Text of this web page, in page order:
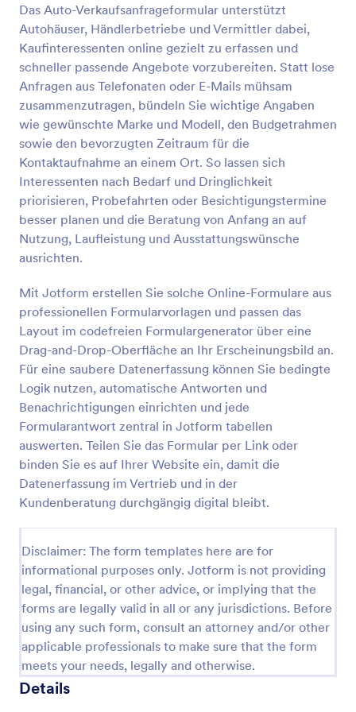
Das Auto-Verkaufsanfrageformular unterstützt
Autohäuser, Händlerbetriebe und Vermittler dabei,
Kaufinteressenten online gezielt zu erfassen und
schneller passende Angebote vorzubereiten. Statt lose
Anfragen aus Telefonaten oder E-Mails mühsam
zusammenzutragen, bündeln Sie wichtige Angaben
wie gewünschte Marke und Modell, den Budgetrahmen
sowie den bevorzugten Zeitraum für die
Kontaktaufnahme an einem Ort. So lassen sich
Interessenten nach Bedarf und Dringlichkeit
priorisieren, Probefahrten oder Besichtigungstermine
besser planen und die Beratung von Anfang an auf
Nutzung, Laufleistung und Ausstattungswünsche
ausrichten.
Mit Jotform erstellen Sie solche Online-Formulare aus
professionellen Formularvorlagen und passen das
Layout im codefreien Formulargenerator über eine
Drag-and-Drop-Oberfläche an Ihr Erscheinungsbild an.
Für eine saubere Datenerfassung können Sie bedingte
Logik nutzen, automatische Antworten und
Benachrichtigungen einrichten und jede
Formularantwort zentral in Jotform tabellen
auswerten. Teilen Sie das Formular per Link oder
binden Sie es auf Ihrer Website ein, damit die
Datenerfassung im Vertrieb und in der
Kundenberatung durchgängig digital bleibt.
Disclaimer: The form templates here are for
informational purposes only. Jotform is not providing
legal, financial, or other advice, or implying that the
forms are legally valid in all or any jurisdictions. Before
using any such form, consult an attorney and/or other
applicable professionals to make sure that the form
meets your needs, legally and otherwise.
Details
Vorschau
Dokumentieren Sie Schadenmeldungen rund um
Fahrzeuge mit dem Formular Haftungsausschluss für
Fahrzeugschäden und bündeln Sie Datenerfassung
und Formularantworten für Vermietung, Fuhrpark,
Werkstatt oder Parkplatzbetrieb in Jotform.
Go to Category:
Automotive Formulare
Vorlage verwenden
Vorschau